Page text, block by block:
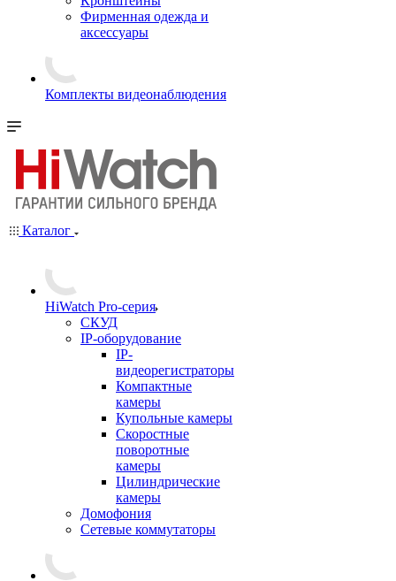
Фирменная одежда и
аксессуары
Комплекты видеонаблюдения
Каталог
HiWatch Pro-серия
CКУД
IP-оборудование
IP-
видеорегистраторы
Компактные
камеры
Купольные камеры
Скоростные
поворотные
камеры
Цилиндрические
камеры
Домофония
Сетевые коммутаторы